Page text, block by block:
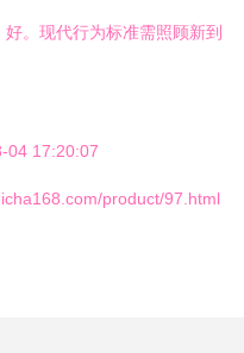
。现代行为标准需照顾新到
04 17:20:07
product/97.html